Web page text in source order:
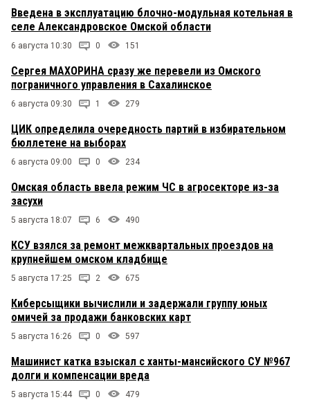
Введена в эксплуатацию блочно-модульная котельная в
селе Александровское Омской области
6 августа 10:30 0 151
Сергея МАХОРИНА сразу же перевели из Омского
пограничного управления в Сахалинское
6 августа 09:30 1 279
ЦИК определила очередность партий в избирательном
бюллетене на выборах
6 августа 09:00 0 234
Омская область ввела режим ЧС в агросекторе из-за
засухи
5 августа 18:07 6 490
КСУ взялся за ремонт межквартальных проездов на
крупнейшем омском кладбище
5 августа 17:25 2 675
Киберсыщики вычислили и задержали группу юных
омичей за продажи банковских карт
5 августа 16:26 0 597
Машинист катка взыскал с ханты-мансийского СУ №967
долги и компенсации вреда
5 августа 15:44 0 479